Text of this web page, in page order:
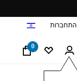
התחברות
0